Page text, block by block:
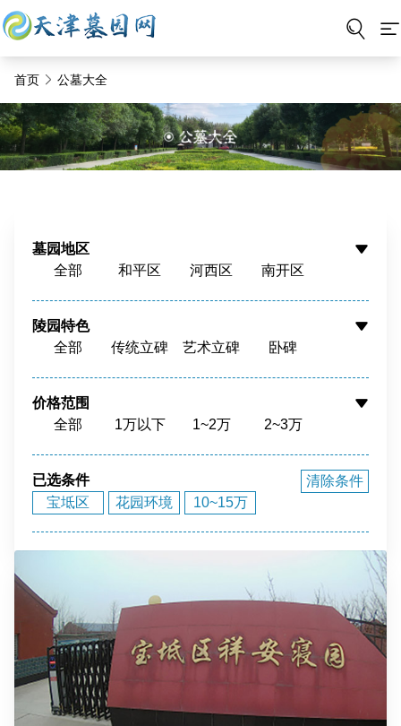
首页 公墓大全
墓园地区
全部
和平区 河西区
南开区
西青区
静海区
宝坻区 宁河区
武清区
滨海新区
周边
陵园特色
全部
传统立碑 艺术立碑
卧碑
骨灰寄存
花园环境
福泽之地
价格范围
全部
1万以下 1~2万
2~3万
15~20万
已选条件
宝坻区
花园环境 10~15万
清除条件